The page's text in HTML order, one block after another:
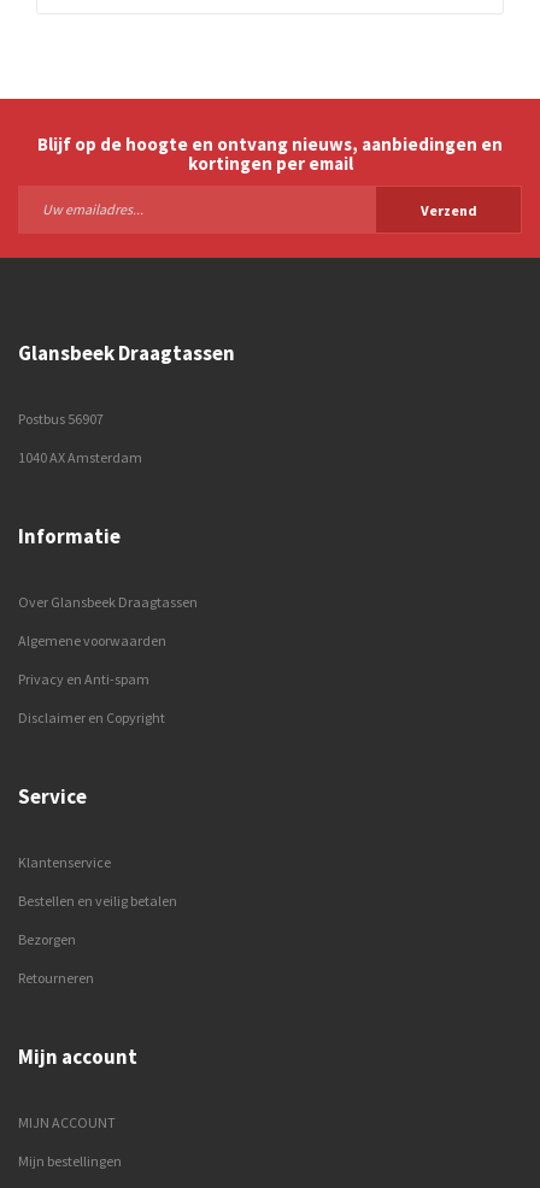
Blijf op de hoogte en ontvang nieuws, aanbiedingen en
kortingen per email
Verzend
Glansbeek Draagtassen
Postbus 56907
1040 AX Amsterdam
Informatie
Over Glansbeek Draagtassen
Algemene voorwaarden
Privacy en Anti-spam
Disclaimer en Copyright
Service
Klantenservice
Bestellen en veilig betalen
Bezorgen
Retourneren
Mijn account
MIJN ACCOUNT
Mijn bestellingen